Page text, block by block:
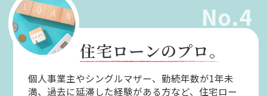
No.4
住宅ローンのプロ。
個人事業主やシングルマザー、勤続年数が1年未
満、過去に延滞した経験がある方など、住宅ロー